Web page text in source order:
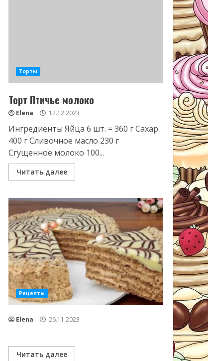
Торты
Торт Птичье молоко
Elena 12.12.2023
Ингредиенты Яйца 6 шт. = 360 г Сахар
400 г Сливочное масло 230 г
Сгущенное молоко 100...
Читать далее
Рецепты
Elena 26.11.2023
Читать далее